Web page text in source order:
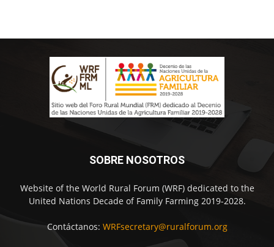
SOBRE NOSOTROS
Website of the World Rural Forum (WRF) dedicated to the
United Nations Decade of Family Farming 2019-2028.
Contáctanos: WRFsecretary@ruralforum.org